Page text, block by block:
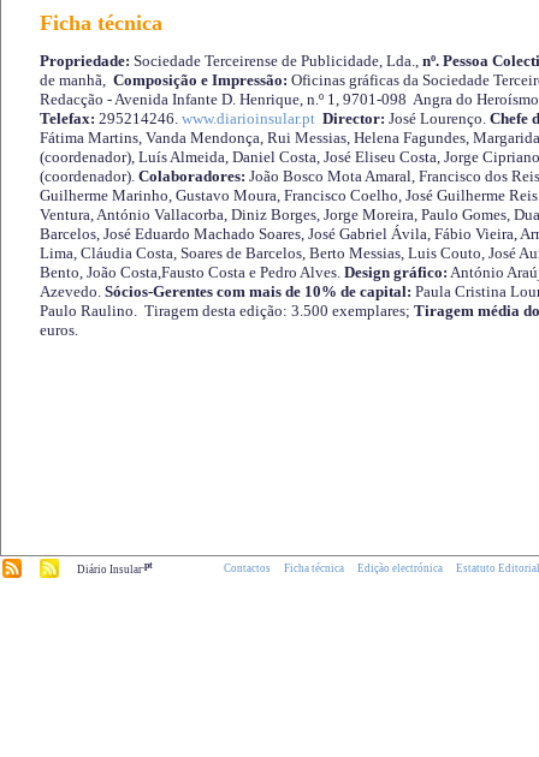
Ficha técnica
Propriedade: Sociedade Terceirense de Publicidade, Lda., nº. Pessoa
de manhã, Composição e Impressão: Oficinas gráficas da Sociedade
Redacção - Avenida Infante D. Henrique, n.º 1, 9701-098 Angra do
Telefax: 295214246. www.diarioinsular.pt Director: José Lourenço. Chefe
Fátima Martins, Vanda Mendonça, Rui Messias, Helena Fagundes,
(coordenador), Luís Almeida, Daniel Costa, José Eliseu Costa, Jorge
(coordenador). Colaboradores: João Bosco Mota Amaral, Francisco dos
Guilherme Marinho, Gustavo Moura, Francisco Coelho, José Guilherme
Ventura, António Vallacorba, Diniz Borges, Jorge Moreira, Paulo Gomes,
Barcelos, José Eduardo Machado Soares, José Gabriel Ávila, Fábio Vieira,
Lima, Cláudia Costa, Soares de Barcelos, Berto Messias, Luis Couto, José
Bento, João Costa,Fausto Costa e Pedro Alves. Design gráfico: António
Azevedo. Sócios-Gerentes com mais de 10% de capital: Paula Cristina
Paulo Raulino. Tiragem desta edição: 3.500 exemplares; Tiragem média
euros.
Diário Insular.pt Contactos Ficha técnica Edição electrónica Estatuto Editorial